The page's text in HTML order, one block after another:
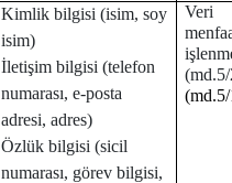
Kimlik bilgisi (isim, soy
isim)
İletişim bilgisi (telefon
numarası, e-posta
adresi, adres)
Özlük bilgisi (sicil
numarası, görev bilgisi,
Veri